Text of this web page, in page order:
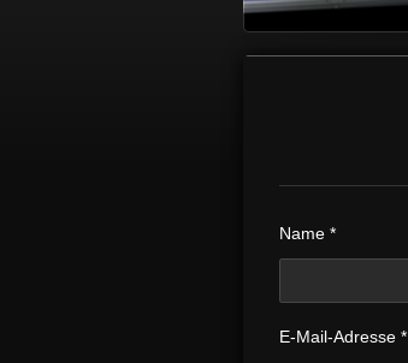
Name *
E-Mail-Adresse *